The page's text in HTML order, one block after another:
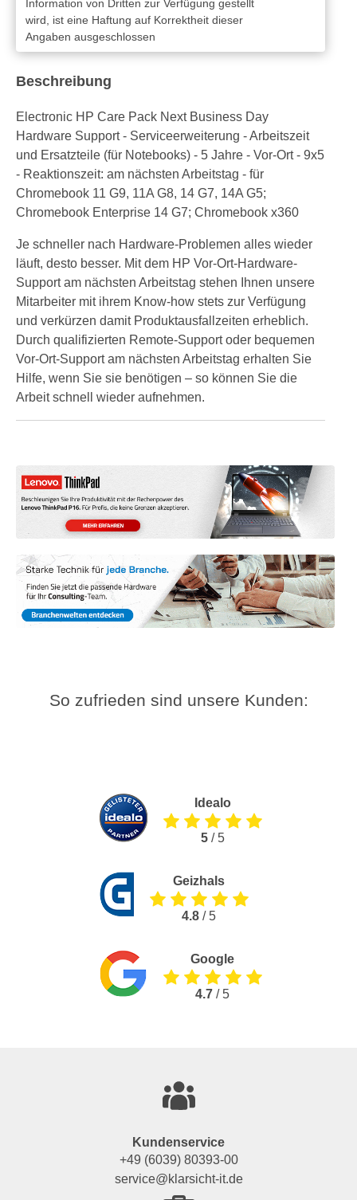
Information von Dritten zur Verfügung gestellt
wird, ist eine Haftung auf Korrektheit dieser
Angaben ausgeschlossen
Beschreibung
Electronic HP Care Pack Next Business Day
Hardware Support - Serviceerweiterung - Arbeitszeit
und Ersatzteile (für Notebooks) - 5 Jahre - Vor-Ort - 9x5
- Reaktionszeit: am nächsten Arbeitstag - für
Chromebook 11 G9, 11A G8, 14 G7, 14A G5;
Chromebook Enterprise 14 G7; Chromebook x360
Je schneller nach Hardware-Problemen alles wieder
läuft, desto besser. Mit dem HP Vor-Ort-Hardware-
Support am nächsten Arbeitstag stehen Ihnen unsere
Mitarbeiter mit ihrem Know-how stets zur Verfügung
und verkürzen damit Produktausfallzeiten erheblich.
Durch qualifizierten Remote-Support oder bequemen
Vor-Ort-Support am nächsten Arbeitstag erhalten Sie
Hilfe, wenn Sie sie benötigen – so können Sie die
Arbeit schnell wieder aufnehmen.
So zufrieden sind unsere Kunden:
Idealo
5/ 5
Geizhals
4.8 / 5
Google
4.7 / 5
Kundenservice
+49 (6039) 80393-00
service@klarsicht-it.de